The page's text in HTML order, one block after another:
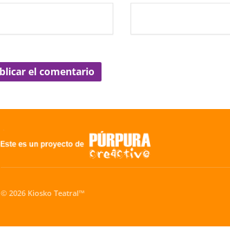
© 2026 Kiosko Teatral™